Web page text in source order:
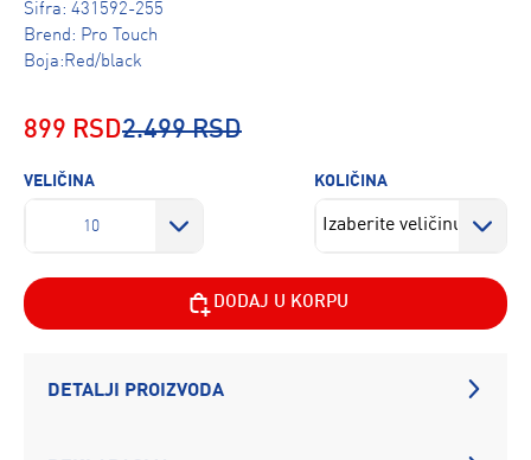
Šifra: 431592-255
Brend: Pro Touch
Boja:Red/black
899 RSD2.499 RSD
VELIČINA
10
KOLIČINA
DODAJ U KORPU
DETALJI PROIZVODA